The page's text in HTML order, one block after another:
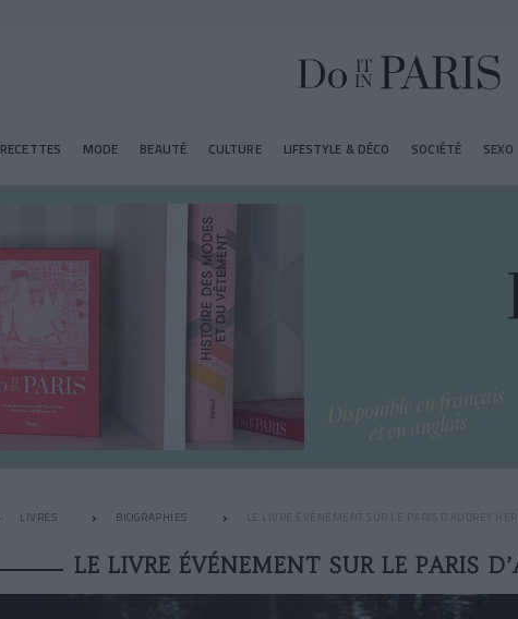
RECETTES MODE BEAUTÉ CULTURE LIFESTYLE & DÉCO SOCIÉTÉ SEXO
LIVRES BIOGRAPHIES LE LIVRE ÉVÉNEMENT SUR LE PARIS D’AUDREY
LE LIVRE ÉVÉNEMENT SUR LE PARIS